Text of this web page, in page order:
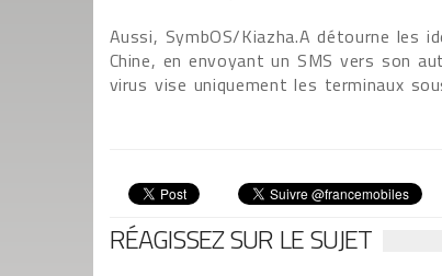
Aussi, SymbOS/Kiazha.A détourne les
Chine, en envoyant un SMS vers son
virus vise uniquement les terminaux
RÉAGISSEZ SUR LE SUJET